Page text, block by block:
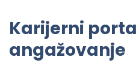
Karijerni
angažovanje